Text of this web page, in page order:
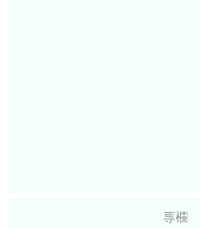
專欄